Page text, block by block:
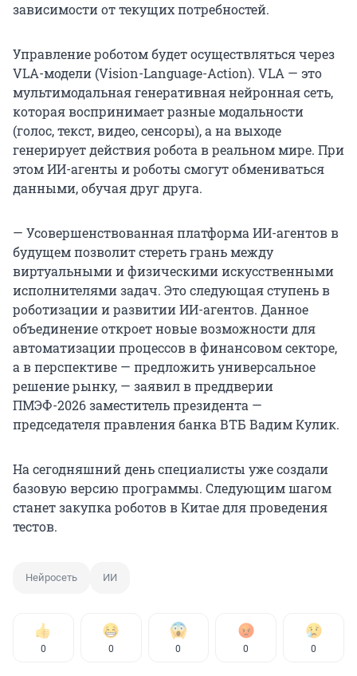
зависимости от текущих потребностей.
Управление роботом будет осуществляться через
VLA-модели (Vision-Language-Action). VLA — это
мультимодальная генеративная нейронная сеть,
которая воспринимает разные модальности
(голос, текст, видео, сенсоры), а на выходе
генерирует действия робота в реальном мире. При
этом ИИ-агенты и роботы смогут обмениваться
данными, обучая друг друга.
— Усовершенствованная платформа ИИ-агентов в
будущем позволит стереть грань между
виртуальными и физическими искусственными
исполнителями задач. Это следующая ступень в
роботизации и развитии ИИ-агентов. Данное
объединение откроет новые возможности для
автоматизации процессов в финансовом секторе,
а в перспективе — предложить универсальное
решение рынку, — заявил в преддверии
ПМЭФ-2026 заместитель президента —
председателя правления банка ВТБ Вадим Кулик.
На сегодняшний день специалисты уже создали
базовую версию программы. Следующим шагом
станет закупка роботов в Китае для проведения
тестов.
Нейросеть ИИ
0 0 0 0 0